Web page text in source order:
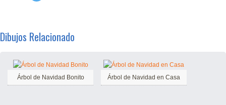
Dibujos Relacionado
Árbol de Navidad Bonito Árbol de Navidad en Casa